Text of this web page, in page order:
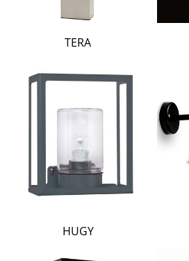
TERA
HUGY